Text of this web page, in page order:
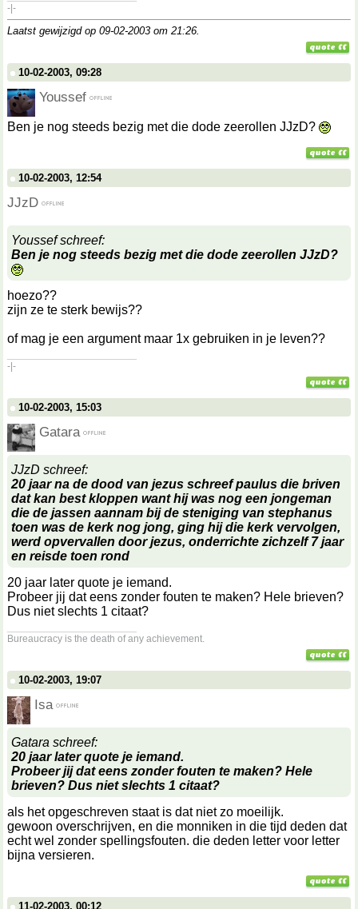
-|-
Laatst gewijzigd op 09-02-2003 om 21:26.
10-02-2003, 09:28
Youssef
Ben je nog steeds bezig met die dode zeerollen JJzD?
10-02-2003, 12:54
JJzD
Youssef schreef:
Ben je nog steeds bezig met die dode zeerollen JJzD?
hoezo??
zijn ze te sterk bewijs??
of mag je een argument maar 1x gebruiken in je leven??
-|-
10-02-2003, 15:03
Gatara
JJzD schreef:
20 jaar na de dood van jezus schreef paulus die briven
dat kan best kloppen want hij was nog een jongeman
die de jassen aannam bij de steniging van stephanus
toen was de kerk nog jong, ging hij die kerk vervolgen,
werd opvervallen door jezus, onderrichte zichzelf 7 jaar
en reisde toen rond
20 jaar later quote je iemand.
Probeer jij dat eens zonder fouten te maken? Hele brieven?
Dus niet slechts 1 citaat?
Bureaucracy is the death of any achievement.
10-02-2003, 19:07
Isa
Gatara schreef:
20 jaar later quote je iemand.
Probeer jij dat eens zonder fouten te maken? Hele
brieven? Dus niet slechts 1 citaat?
als het opgeschreven staat is dat niet zo moeilijk.
gewoon overschrijven, en die monniken in die tijd deden dat
echt wel zonder spellingsfouten. die deden letter voor letter
bijna versieren.
11-02-2003, 00:12